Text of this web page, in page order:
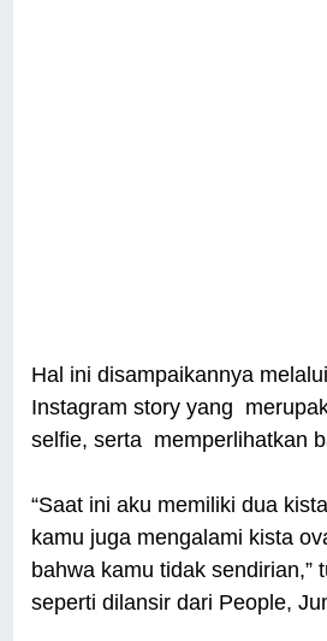
Hal ini disampaikannya
Instagram story yang
selfie, serta memperlihatkan
“Saat ini aku memiliki dua
kamu juga mengalami kista
bahwa kamu tidak sendirian,”
seperti dilansir dari People,